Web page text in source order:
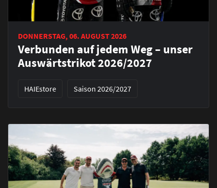
DONNERSTAG, 06. AUGUST 2026
Verbunden auf jedem Weg – unser
Auswärtstrikot 2026/2027
HAIEstore Saison 2026/2027